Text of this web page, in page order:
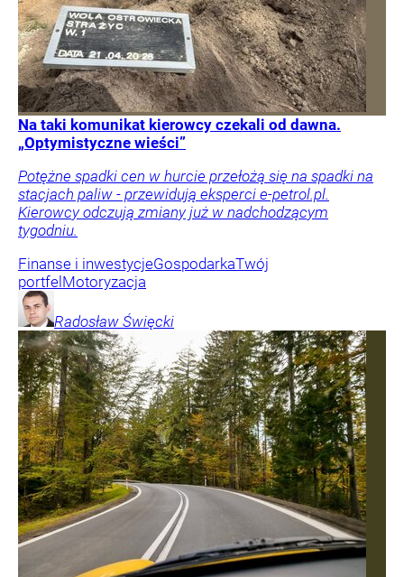
Na taki komunikat kierowcy czekali od dawna.
„Optymistyczne wieści”
Potężne spadki cen w hurcie przełożą się na spadki na
stacjach paliw - przewidują eksperci e-petrol.pl.
Kierowcy odczują zmiany już w nadchodzącym
tygodniu.
Finanse i inwestycjeGospodarkaTwój
portfel Motoryzacja
Radosław Święcki